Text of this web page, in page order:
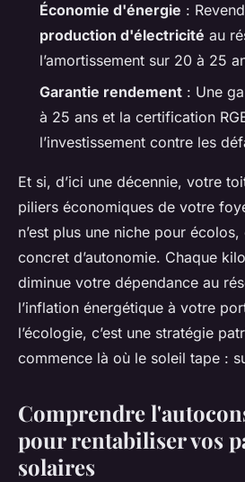
Économie d'énergie :
production d'électricité au
l’amortissement sur 20 à 25
Garantie rendement : Une
à 25 ans et la certification
l’investissement contre les
Et si, d’ici une décennie, votre
piliers économiques de votre
n’est plus une niche pour écolos,
concret d’autonomie. Chaque
diminue votre dépendance au
l’inflation énergétique à votre
l’écologie, c’est une stratégie
commence là où le soleil tape :
Comprendre
pour rentabiliser vos
solaires